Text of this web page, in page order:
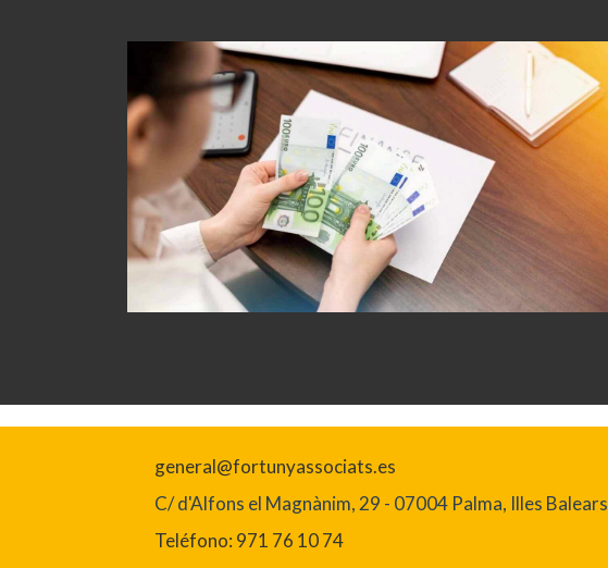
general@fortunyassociats.es
C/ d'Alfons el Magnànim, 29 - 07004 Palma, Illes Balears
Teléfono: 971 76 10 74